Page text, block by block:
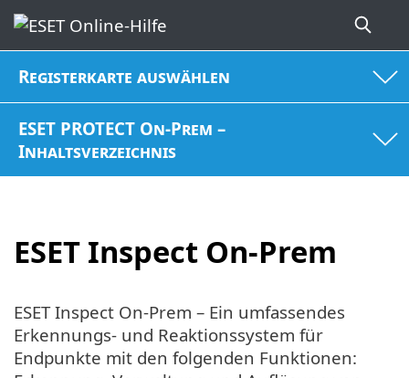
Registerkarte auswählen
ESET PROTECT On-Prem –
Inhaltsverzeichnis
ESET Inspect On-Prem
ESET Inspect On-Prem – Ein umfassendes
Erkennungs- und Reaktionssystem für
Endpunkte mit den folgenden Funktionen: